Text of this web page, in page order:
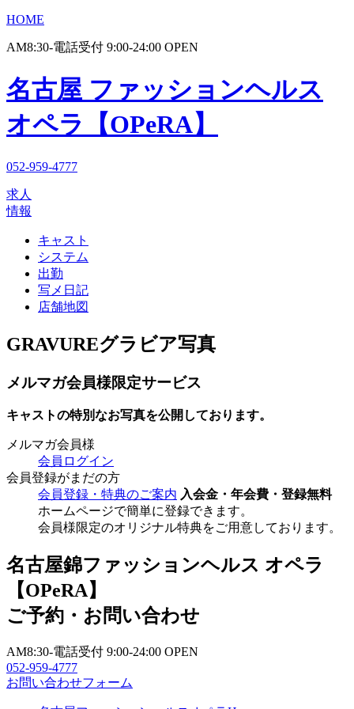
HOME
AM8:30-電話受付 9:00-24:00 OPEN
名古屋 ファッションヘルス
オペラ【OPeRA】
052-959-4777
求人
情報
キャスト
システム
出勤
写メ日記
店舗地図
GRAVUREグラビア写真
メルマガ会員様限定サービス
キャストの特別なお写真を公開しております。
メルマガ会員様
会員ログイン
会員登録がまだの方
会員登録・特典のご案内 入会金・年会費・登録無料
ホームページで簡単に登録できます。
会員様限定のオリジナル特典をご用意しております。
名古屋錦ファッションヘルス オペラ
【OPeRA】
ご予約・お問い合わせ
AM8:30-電話受付 9:00-24:00 OPEN
052-959-4777
お問い合わせフォーム